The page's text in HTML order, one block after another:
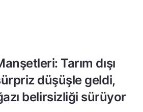
Tarım dışı
düşüşle geldi,
belirsizliği sürüyor